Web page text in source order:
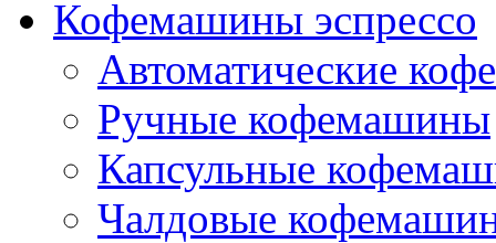
Кофемашины эспрессо
Автоматические
Ручные кофемашины
Капсульные
Чалдовые